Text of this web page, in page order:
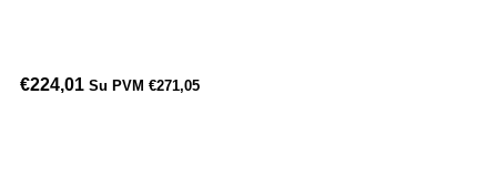
€224,01 Su PVM €271,05